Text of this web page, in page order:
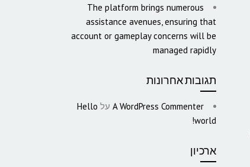
The platform brings numerous
assistance avenues, ensuring that
account or gameplay concerns will be
managed rapidly
תגובות אחרונות
A WordPress Commenter על Hello
world!
ארכיון